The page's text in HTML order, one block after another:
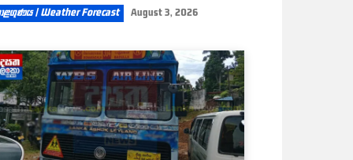
| Weather Forecast August 3, 2026